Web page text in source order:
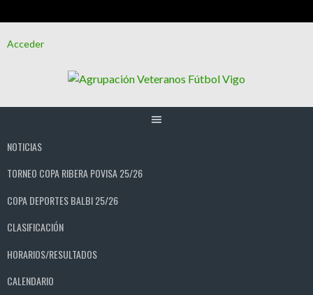
alAcceder
NOTICIAS
TORNEO COPA RIBERA POVISA 25/26
COPA DEPORTES BALBI 25/26
CLASIFICACIÓN
HORARIOS/RESULTADOS
CALENDARIO